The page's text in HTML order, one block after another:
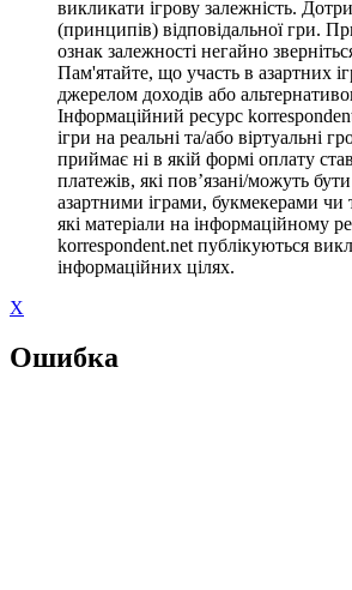
викликати ігрову залежність.
(принципів) відповідальної гри.
ознак залежності негайно
Пам'ятайте, що участь в азартних
джерелом доходів або
Інформаційний ресурс
ігри на реальні та/або віртуальні
приймає ні в якій формі оплату
платежів, які пов’язані/можуть бути
азартними іграми, букмекерами чи
які матеріали на інформаційному
korrespondent.net публікуються
інформаційних цілях.
X
Ошибка